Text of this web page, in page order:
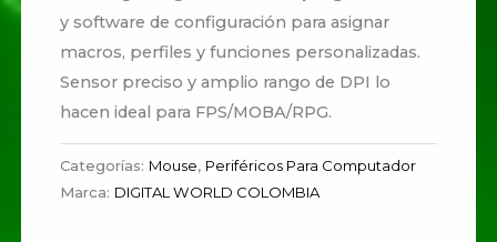
y software de configuración para asignar
macros, perfiles y funciones personalizadas.
Sensor preciso y amplio rango de DPI lo
hacen ideal para FPS/MOBA/RPG.
Categorías: Mouse, Periféricos Para Computador
Marca: DIGITAL WORLD COLOMBIA